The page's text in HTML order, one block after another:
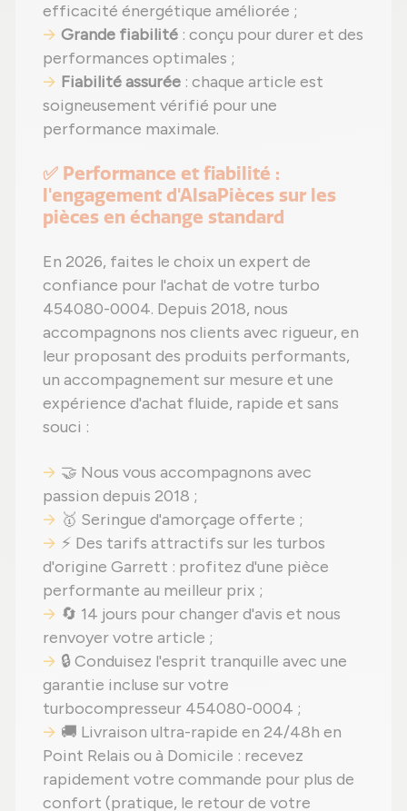
efficacité énergétique améliorée ;
Grande fiabilité : conçu pour durer et des
performances optimales ;
Fiabilité assurée : chaque article est
soigneusement vérifié pour une
performance maximale.
✅ Performance et fiabilité :
l'engagement d'AlsaPièces sur les
pièces en échange standard
En 2026, faites le choix un expert de
confiance pour l'achat de votre turbo
454080-0004. Depuis 2018, nous
accompagnons nos clients avec rigueur, en
leur proposant des produits performants,
un accompagnement sur mesure et une
expérience d'achat fluide, rapide et sans
souci :
🤝 Nous vous accompagnons avec
passion depuis 2018 ;
🥇 Seringue d'amorçage offerte ;
⚡ Des tarifs attractifs sur les turbos
d'origine Garrett : profitez d'une pièce
performante au meilleur prix ;
🔄 14 jours pour changer d'avis et nous
renvoyer votre article ;
🔒 Conduisez l'esprit tranquille avec une
garantie incluse sur votre
turbocompresseur 454080-0004 ;
🚚 Livraison ultra-rapide en 24/48h en
Point Relais ou à Domicile : recevez
rapidement votre commande pour plus de
confort (pratique, le retour de votre